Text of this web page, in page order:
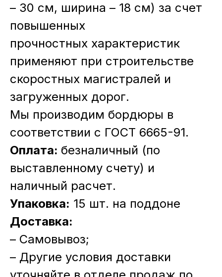
– 30 см, ширина – 18 см) за счет
повышенных
прочностных характеристик
применяют при строительстве
скоростных магистралей и
загруженных дорог.
Мы производим бордюры в
соответствии с ГОСТ 6665-91.
Оплата: безналичный (по
выставленному счету) и
наличный расчет.
Упаковка: 15 шт. на поддоне
Доставка:
– Самовывоз;
– Другие условия доставки